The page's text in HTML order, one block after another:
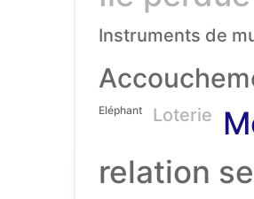
Instruments de
Eléphant Loterie
relation